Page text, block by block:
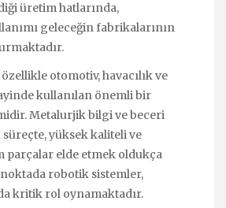
üretim hatlarında,
geleceğin fabrikalarının
otomotiv, havacılık ve
kullanılan önemli bir
Metalurjik bilgi ve beceri
yüksek kaliteli ve
parçalar elde etmek oldukça
robotik sistemler,
kritik rol oynamaktadır.